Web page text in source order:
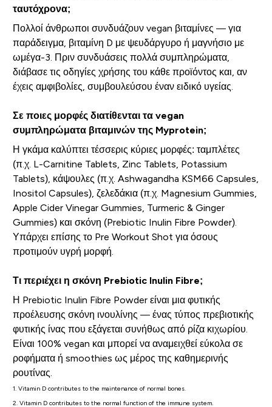
ταυτόχρονα;
Πολλοί άνθρωποι συνδυάζουν vegan βιταμίνες — για
παράδειγμα, βιταμίνη D με ψευδάργυρο ή μαγνήσιο με
ωμέγα-3. Πριν συνδυάσεις πολλά συμπληρώματα,
διάβασε τις οδηγίες χρήσης του κάθε προϊόντος και, αν
έχεις αμφιβολίες, συμβουλεύσου έναν ειδικό υγείας.
Σε ποιες μορφές διατίθενται τα vegan
συμπληρώματα βιταμινών της Myprotein;
Η γκάμα καλύπτει τέσσερις κύριες μορφές: ταμπλέτες
(π.χ. L-Carnitine Tablets, Zinc Tablets, Potassium
Tablets), κάψουλες (π.χ. Ashwagandha KSM66 Capsules,
Inositol Capsules), ζελεδάκια (π.χ. Magnesium Gummies,
Apple Cider Vinegar Gummies, Turmeric & Ginger
Gummies) και σκόνη (Prebiotic Inulin Fibre Powder).
Υπάρχει επίσης το Pre Workout Shot για όσους
προτιμούν υγρή μορφή.
Τι περιέχει η σκόνη Prebiotic Inulin Fibre;
Η Prebiotic Inulin Fibre Powder είναι μια φυτικής
προέλευσης σκόνη ινουλίνης — ένας τύπος πρεβιοτικής
φυτικής ίνας που εξάγεται συνήθως από ρίζα κιχωρίου.
Είναι 100% vegan και μπορεί να αναμειχθεί εύκολα σε
ροφήματα ή smoothies ως μέρος της καθημερινής
ρουτίνας.
1. Vitamin D contributes to the maintenance of normal bones.
2. Vitamin D contributes to the normal function of the immune system.